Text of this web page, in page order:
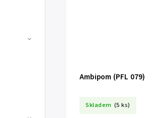
Ambipom (PFL 079)
Skladem (5 ks)